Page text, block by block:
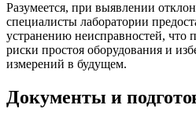
Разумеется, при выявлении
специалисты лаборатории
устранению неисправностей, что
риски простоя оборудования и
измерений в будущем.
Документы и